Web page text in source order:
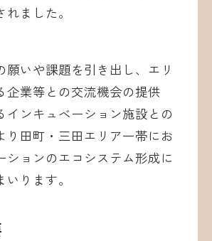
れました。
いや課題を引き出し、エリ
企業等との交流機会の提供
インキュベーション施設との
り田町・三田エリア一帯にお
ションのエコシステム形成に
ります。